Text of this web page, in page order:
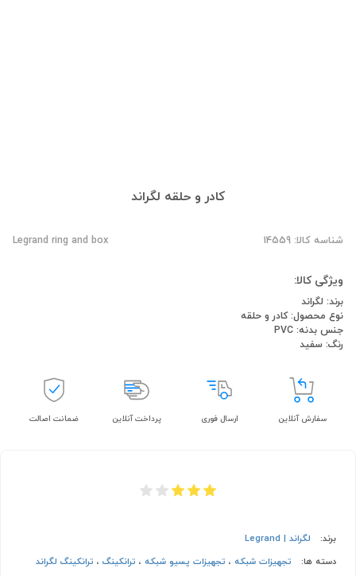
کادر و حلقه لگراند
شناسه کالا: 14559 Legrand ring and box
ویژگی کالا:
برند: لگراند
نوع محصول: کادر و حلقه
جنس بدنه: PVC
رنگ: سفید
سفارش آنلاین ارسال فوری پرداخت آنلاین ضمانت اصالت
برند:
لگراند | Legrand
دسته ها:
تجهیزات شبکه ، تجهیزات پسیو شبکه ، ترانکینگ ، ترانکینگ لگراند